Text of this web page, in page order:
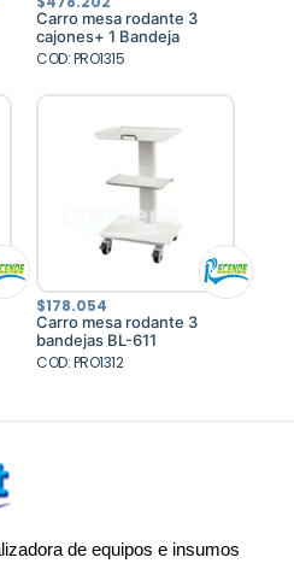
precio
actual
$2.654.582.
Carro mesa rodante 3
cajones+ 1 Bandeja
COD: PRO1315
$178.054
Carro mesa rodante 3
bandejas BL-611
COD: PRO1312
de equipos e insumos